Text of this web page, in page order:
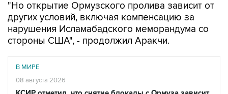
"Но открытие Ормузского пролива зависит от
других условий, включая компенсацию за
нарушения Исламабадского меморандума со
стороны США", - продолжил Аракчи.
В МИРЕ
08 августа 2026